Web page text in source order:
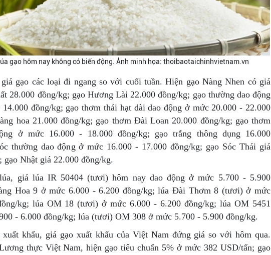
gạo hôm nay không có biến động. Ảnh minh họa: thoibaotaichinhvietnam.vn
gạo các loại đi ngang so với cuối tuần. Hiện gạo Nàng Nhen có giá
28.000 đồng/kg; gạo Hương Lài 22.000 đồng/kg; gạo thường dao động
đồng/kg; gạo thơm thái hạt dài dao động ở mức 20.000 - 22.000
hoa 21.000 đồng/kg; gạo thơm Đài Loan 20.000 đồng/kg; gạo thơm
ở mức 16.000 - 18.000 đồng/kg; gạo trắng thông dụng 16.000
thường dao động ở mức 16.000 - 17.000 đồng/kg; gạo Sóc Thái giá
gạo Nhật giá 22.000 đồng/kg.
giá lúa IR 50404 (tươi) hôm nay dao động ở mức 5.700 - 5.900
Hoa 9 ở mức 6.000 - 6.200 đồng/kg; lúa Đài Thơm 8 (tươi) ở mức
kg; lúa OM 18 (tươi) ở mức 6.000 - 6.200 đồng/kg; lúa OM 5451
- 6.000 đồng/kg; lúa (tươi) OM 308 ở mức 5.700 - 5.900 đồng/kg.
khẩu, giá gạo xuất khẩu của Việt Nam đứng giá so với hôm qua.
thực Việt Nam, hiện gạo tiêu chuẩn 5% ở mức 382 USD/tấn; gạo